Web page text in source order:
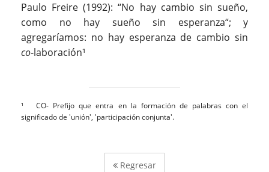
Paulo Freire (1992): “No hay cambio sin sueño,
como no hay sueño sin esperanza“; y
agregaríamos: no hay esperanza de cambio sin
co-laboración¹
¹ CO- Prefijo que entra en la formación de palabras con el
significado de 'unión', 'participación conjunta'.
Regresar